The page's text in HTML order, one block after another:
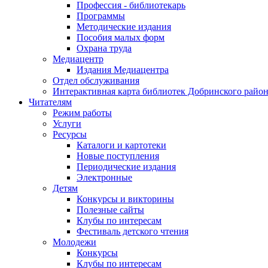
Профессия - библиотекарь
Программы
Методические издания
Пособия малых форм
Охрана труда
Медиацентр
Издания Медиацентра
Отдел обслуживания
Интерактивная карта библиотек Добринского
Читателям
Режим работы
Услуги
Ресурсы
Каталоги и картотеки
Новые поступления
Периодические издания
Электронные
Детям
Конкурсы и викторины
Полезные сайты
Клубы по интересам
Фестиваль детского чтения
Молодежи
Конкурсы
Клубы по интересам